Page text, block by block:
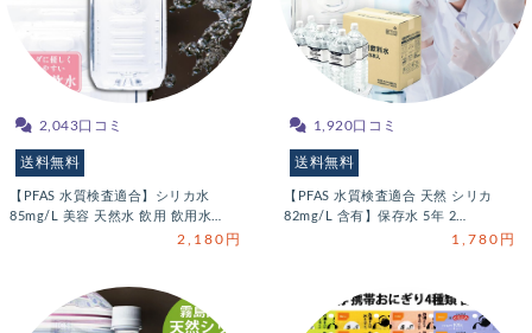
2,043口コミ
送料無料
【PFAS 水質検査適合】シリカ水
85mg/L 美容 天然水 飲用 飲用水…
2,180円
1,920口コミ
送料無料
【PFAS 水質検査適合 天然 シリカ
82mg/L 含有】保存水 5年 2…
1,780円